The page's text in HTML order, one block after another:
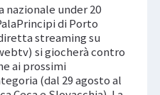
nazionale under 20
di Porto
streaming su
si giocherà contro
ai prossimi
(dal 29 agosto al